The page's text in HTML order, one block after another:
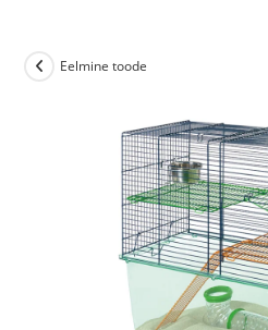
Eelmine toode